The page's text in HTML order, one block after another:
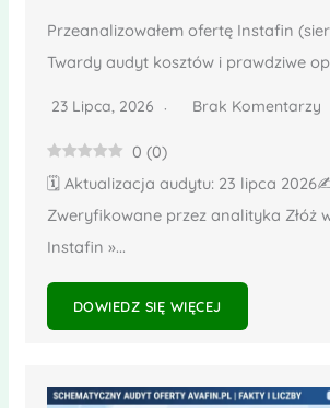
Przeanalizowałem ofertę Instafin
Twardy audyt kosztów i prawdziwe
23 Lipca, 2026 Brak Komentarzy
0 (0)
🗓️ Aktualizacja audytu: 23 lipca
Zweryfikowane przez analityka Złóż
Instafin »...
DOWIEDZ SIĘ WIĘCEJ